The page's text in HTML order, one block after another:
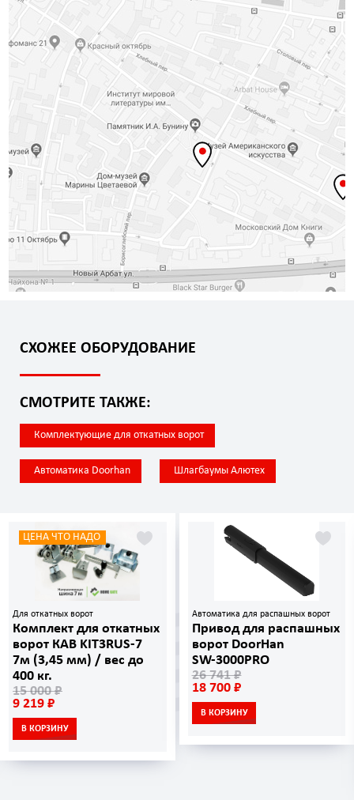
СХОЖЕЕ ОБОРУДОВАНИЕ
СМОТРИТЕ ТАКЖЕ:
Комплектующие для откатных ворот
Автоматика Doorhan Шлагбаумы Алютех
ЦЕНА ЧТО НАДО
Для откатных ворот
Комплект для откатных
ворот КАВ KIT3RUS-7
7м (3,45 мм) / вес до
400 кг.
15 000 ₽
9 219 ₽
В КОРЗИНУ
Автоматика для распашных ворот
Привод для распашных
ворот DoorHan
SW‑3000PRO
26 741 ₽
18 700 ₽
В КОРЗИНУ